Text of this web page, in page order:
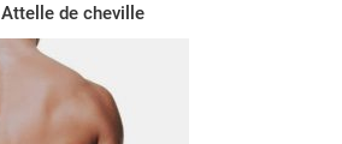
Attelle de cheville